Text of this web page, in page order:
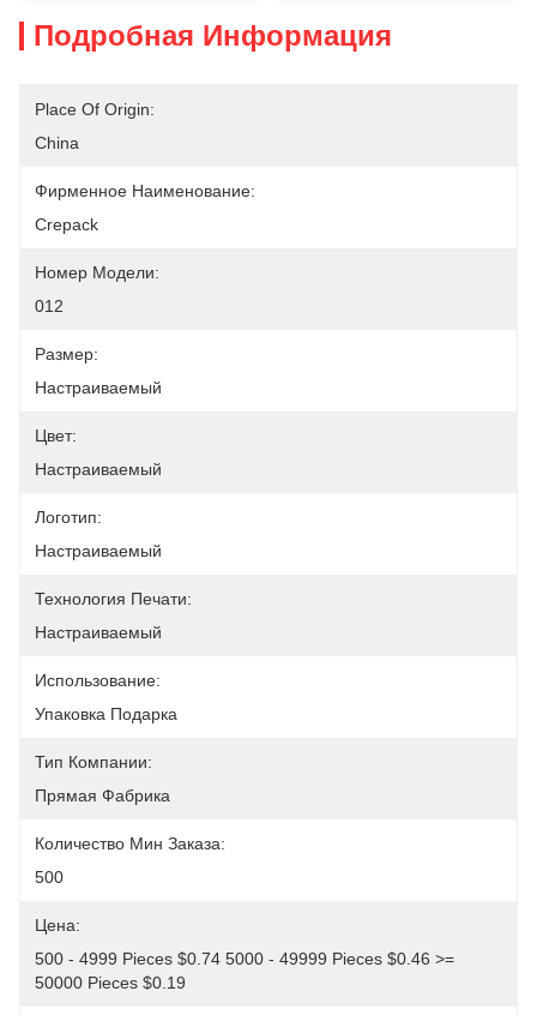
Подробная Информация
Place Of Origin:
China
Фирменное Наименование:
Crepack
Номер Модели:
012
Размер:
Настраиваемый
Цвет:
Настраиваемый
Логотип:
Настраиваемый
Технология Печати:
Настраиваемый
Использование:
Упаковка Подарка
Тип Компании:
Прямая Фабрика
Количество Мин Заказа:
500
Цена:
500 - 4999 Pieces $0.74 5000 - 49999 Pieces $0.46 >=
50000 Pieces $0.19